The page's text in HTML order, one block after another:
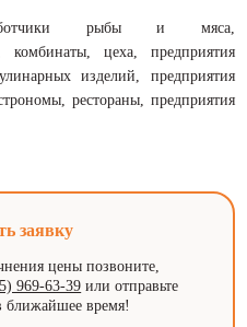
рыбы и мяса,
комбинаты, цеха, предприятия
изделий, предприятия
рестораны, предприятия
заявку
цены позвоните,
969-63-39 или отправьте
ближайшее время!